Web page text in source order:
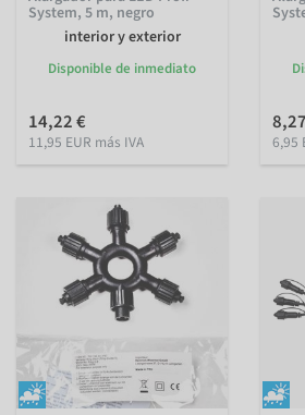
System, 5 m, negro
interior y exterior
Disponible de inmediato
14,22 €
11,95 EUR más IVA 6,95